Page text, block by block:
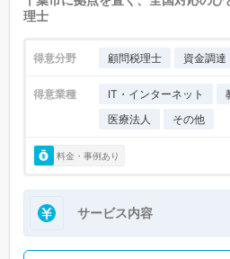
理士
得意分野 顧問税理士 資金調達
得意業種 IT・インターネット
医療法人
その他
料金・事例あり
サービス内容